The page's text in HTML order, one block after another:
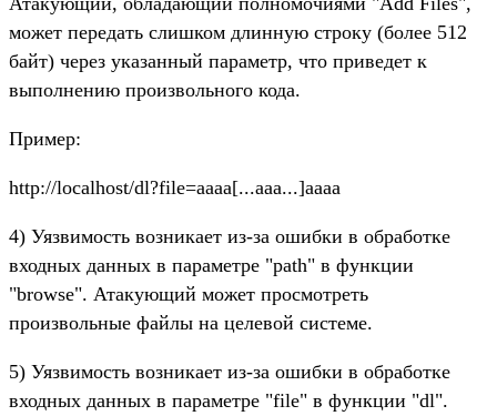
может передать слишком длинную строку (более 512
байт) через указанный параметр, что приведет к
выполнению произвольного кода.
Пример:
http://localhost/dl?file=aaaa[...aaa...]aaaa
4) Уязвимость возникает из-за ошибки в обработке
входных данных в параметре "path" в функции
"browse". Атакующий может просмотреть
произвольные файлы на целевой системе.
5) Уязвимость возникает из-за ошибки в обработке
входных данных в параметре "file" в функции "dl".